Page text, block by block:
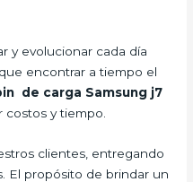
y evolucionar cada día
encontrar a tiempo el
de carga Samsung j7
y tiempo.
clientes, entregando
El propósito de brindar un